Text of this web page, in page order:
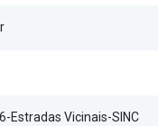
Estradas Vicinais-SINC